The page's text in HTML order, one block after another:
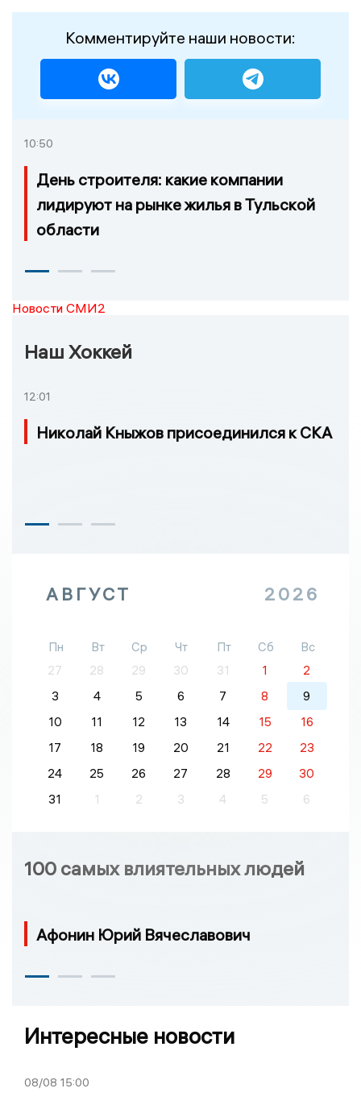
Комментируйте наши новости:
10:50
День строителя: какие компании
лидируют на рынке жилья в Тульской
области
Новости СМИ2
Наш Хоккей
12:01
Николай Кныжов присоединился к СКА
АВГУСТ 2026
Пн Вт Ср Чт Пт Сб
Вс
27
28 29 30 31 1
2
3
4 5 6 7 8
9
10
11 12 13 14 15
16
17
18 19 20 21 22
23
24
25 26 27 28 29
30
31
1 2 3 4 5 6
100 самых влиятельных людей
Афонин Юрий Вячеславович
Интересные новости
08/08 15:00